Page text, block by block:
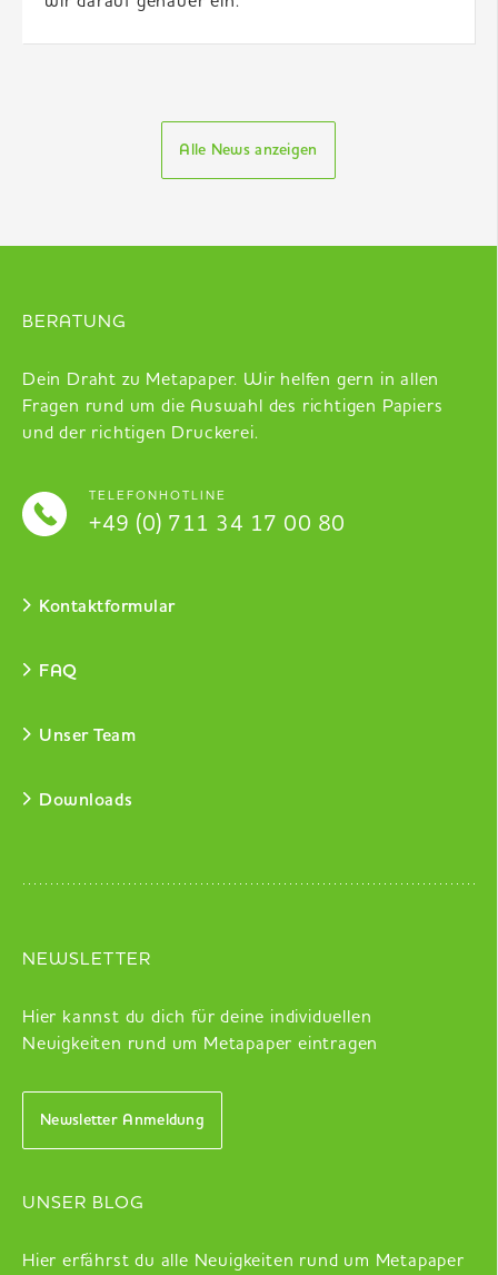
Alle News anzeigen
BERATUNG
Dein Draht zu Metapaper. Wir helfen gern in allen
Fragen rund um die Auswahl des richtigen Papiers
und der richtigen Druckerei.
TELEFONHOTLINE
+49 (0) 711 34 17 00 80
Kontaktformular
FAQ
Unser Team
Downloads
NEWSLETTER
Hier kannst du dich für deine individuellen
Neuigkeiten rund um Metapaper eintragen
Newsletter Anmeldung
UNSER BLOG
Hier erfährst du alle Neuigkeiten rund um Metapaper